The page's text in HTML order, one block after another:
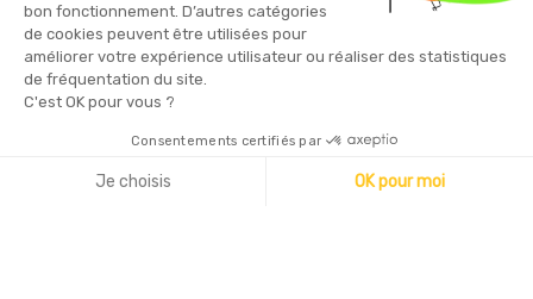
Copyright © 2026 - Sécurama
bon fonctionnement. D’autres catégories
de cookies peuvent être utilisées pour
améliorer votre expérience utilisateur ou réaliser des statistiques
de fréquentation du site.
C'est OK pour vous ?
Consentements certifiés par
Je choisis OK pour moi